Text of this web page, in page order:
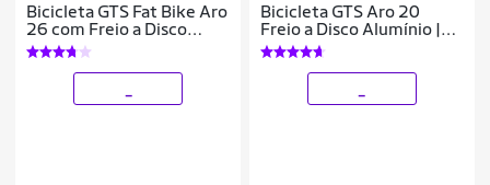
Bicicleta GTS Fat Bike Aro
26 com Freio a Disco
Hidráulico 9 Marchas e
Garfo Rígido | GTS M1 I-
Bicicleta GTS Aro 20
Freio a Disco Alumínio |
GTS M1 SKX BMX